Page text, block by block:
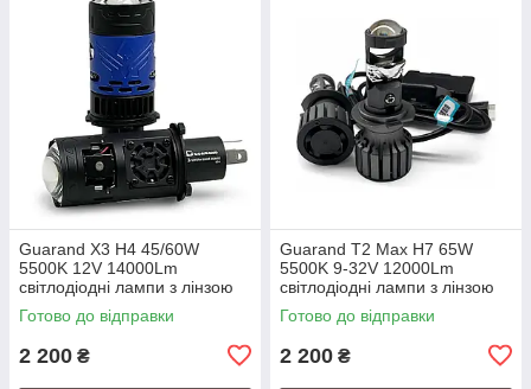
Guarand X3 H4 45/60W
5500K 12V 14000Lm
світлодіодні лампи з лінзою
Готово до відправки
2 200 ₴
Guarand T2 Max H7 65W
5500K 9-32V 12000Lm
світлодіодні лампи з лінзою
Готово до відправки
2 200 ₴